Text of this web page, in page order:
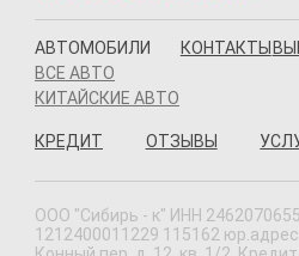
АВТОМОБИЛИ
ВСЕ АВТО
КИТАЙСКИЕ АВТО
КОНТАКТЫ
КРЕДИТ ОТЗЫВЫ
ООО "Сибирь - к" ИНН
1212400011229 115162